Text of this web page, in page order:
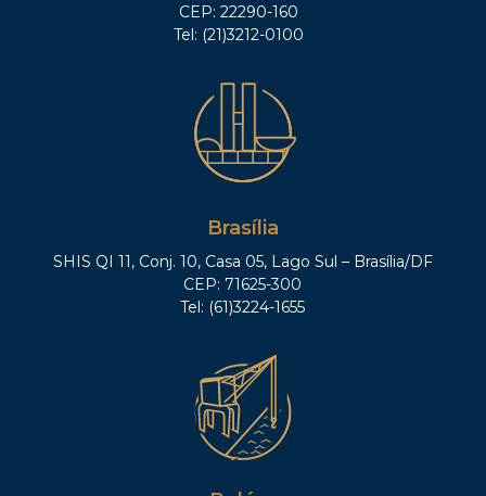
CEP: 22290-160
Tel: (21)3212-0100
Brasília
SHIS QI 11, Conj. 10, Casa 05, Lago Sul – Brasília/DF
CEP: 71625-300
Tel: (61)3224-1655